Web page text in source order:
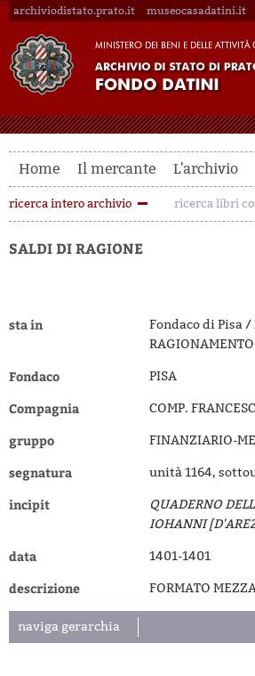
archiviodistato.prato.it museocasadatini.it
Home Il mercante L'archivio
ricerca intero archivio ricerca libri
SALDI DI RAGIONE
sta in
Fondaco di Pisa /
RAGIONAMENTO
Fondaco PISA
Compagnia COMP.
gruppo FINANZIARIO-
segnatura unità 1164,
incipit
QUADERNO
IOHANNI
data 1401-1401
descrizione FORMATO
naviga gerarchia